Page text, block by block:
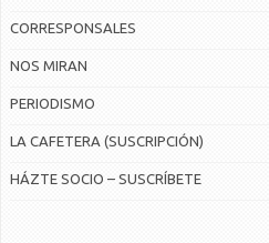
CORRESPONSALES
NOS MIRAN
PERIODISMO
LA CAFETERA (SUSCRIPCIÓN)
HÁZTE SOCIO – SUSCRÍBETE